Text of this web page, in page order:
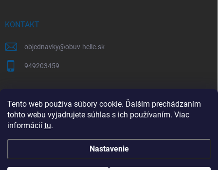
Tento web používa súbory cookie. Ďalším prechádzaním
tohto webu vyjadrujete súhlas s ich používaním. Viac
informácií tu.
Nastavenie
KONTAKT
objednavky@obuv-helle.sk
949203459
AKO SPRÁVNE VYBRAŤ VEĽKOSŤ OBUVI
Tabuľky veľkostí a správne meranie chodidla
Copyright 2026obuv Hellé. Všetky práva vyhradené.Upraviť nastavenie